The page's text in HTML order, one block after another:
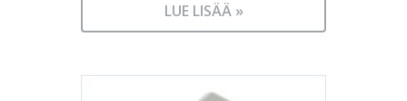
LUE LISÄÄ »